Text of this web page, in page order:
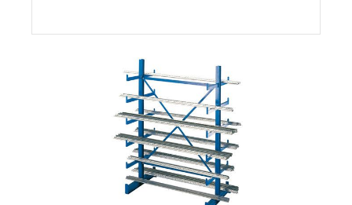
Bildergalerie überspringen